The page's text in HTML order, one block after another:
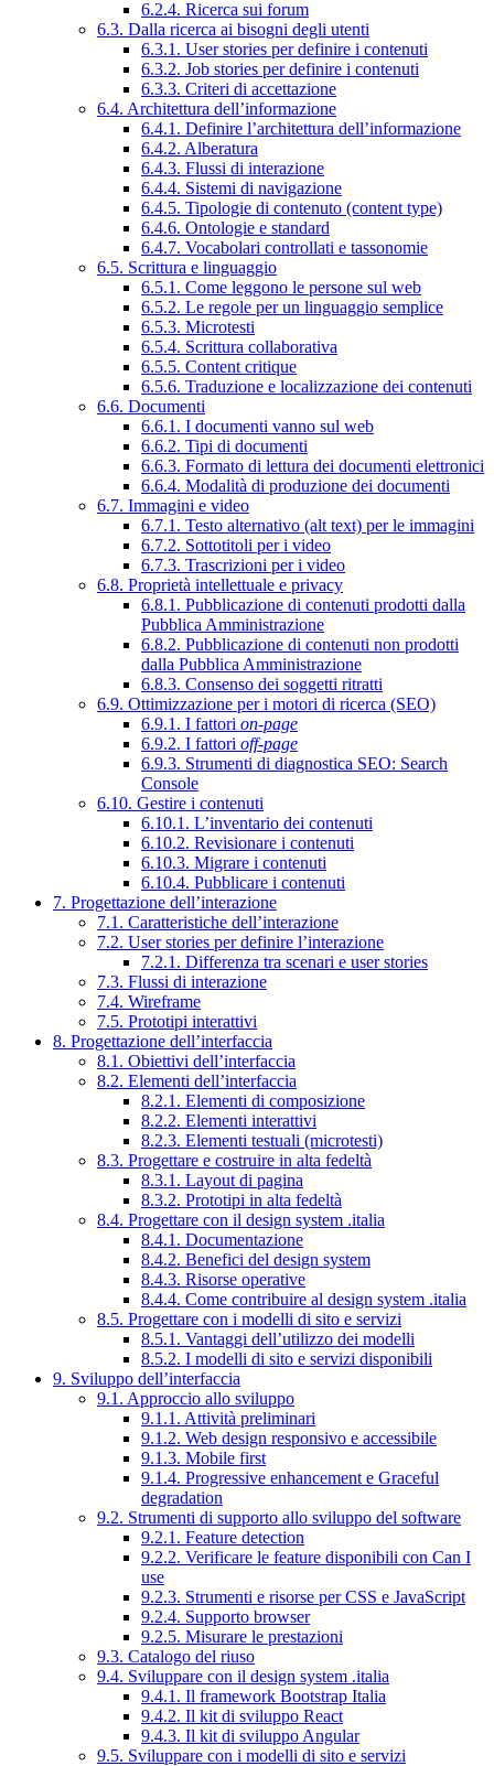
6.2.4. Ricerca sui forum
6.3. Dalla ricerca ai bisogni degli utenti
6.3.1. User stories per definire i contenuti
6.3.2. Job stories per definire i contenuti
6.3.3. Criteri di accettazione
6.4. Architettura dell’informazione
6.4.1. Definire l’architettura dell’informazione
6.4.2. Alberatura
6.4.3. Flussi di interazione
6.4.4. Sistemi di navigazione
6.4.5. Tipologie di contenuto (content type)
6.4.6. Ontologie e standard
6.4.7. Vocabolari controllati e tassonomie
6.5. Scrittura e linguaggio
6.5.1. Come leggono le persone sul web
6.5.2. Le regole per un linguaggio semplice
6.5.3. Microtesti
6.5.4. Scrittura collaborativa
6.5.5. Content critique
6.5.6. Traduzione e localizzazione dei contenuti
6.6. Documenti
6.6.1. I documenti vanno sul web
6.6.2. Tipi di documenti
6.6.3. Formato di lettura dei documenti elettronici
6.6.4. Modalità di produzione dei documenti
6.7. Immagini e video
6.7.1. Testo alternativo (alt text) per le immagini
6.7.2. Sottotitoli per i video
6.7.3. Trascrizioni per i video
6.8. Proprietà intellettuale e privacy
6.8.1. Pubblicazione di contenuti prodotti dalla
Pubblica Amministrazione
6.8.2. Pubblicazione di contenuti non prodotti
dalla Pubblica Amministrazione
6.8.3. Consenso dei soggetti ritratti
6.9. Ottimizzazione per i motori di ricerca (SEO)
6.9.1. I fattori on-page
6.9.2. I fattori off-page
6.9.3. Strumenti di diagnostica SEO: Search
Console
6.10. Gestire i contenuti
6.10.1. L’inventario dei contenuti
6.10.2. Revisionare i contenuti
6.10.3. Migrare i contenuti
6.10.4. Pubblicare i contenuti
7. Progettazione dell’interazione
7.1. Caratteristiche dell’interazione
7.2. User stories per definire l’interazione
7.2.1. Differenza tra scenari e user stories
7.3. Flussi di interazione
7.4. Wireframe
7.5. Prototipi interattivi
8. Progettazione dell’interfaccia
8.1. Obiettivi dell’interfaccia
8.2. Elementi dell’interfaccia
8.2.1. Elementi di composizione
8.2.2. Elementi interattivi
8.2.3. Elementi testuali (microtesti)
8.3. Progettare e costruire in alta fedeltà
8.3.1. Layout di pagina
8.3.2. Prototipi in alta fedeltà
8.4. Progettare con il design system .italia
8.4.1. Documentazione
8.4.2. Benefici del design system
8.4.3. Risorse operative
8.4.4. Come contribuire al design system .italia
8.5. Progettare con i modelli di sito e servizi
8.5.1. Vantaggi dell’utilizzo dei modelli
8.5.2. I modelli di sito e servizi disponibili
9. Sviluppo dell’interfaccia
9.1. Approccio allo sviluppo
9.1.1. Attività preliminari
9.1.2. Web design responsivo e accessibile
9.1.3. Mobile first
9.1.4. Progressive enhancement e Graceful
degradation
9.2. Strumenti di supporto allo sviluppo del software
9.2.1. Feature detection
9.2.2. Verificare le feature disponibili con Can I
use
9.2.3. Strumenti e risorse per CSS e JavaScript
9.2.4. Supporto browser
9.2.5. Misurare le prestazioni
9.3. Catalogo del riuso
9.4. Sviluppare con il design system .italia
9.4.1. Il framework Bootstrap Italia
9.4.2. Il kit di sviluppo React
9.4.3. Il kit di sviluppo Angular
9.5. Sviluppare con i modelli di sito e servizi